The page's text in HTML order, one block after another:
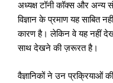
अध्यक्ष टॉनी कॉक्स और अन्य
विज्ञान के प्रमाण यह साबित
कारण है। लेकिन वे यह नहीं
साथ देखने की ज़रूरत है।
वैज्ञानिकों ने उन प्रक्रियाओं